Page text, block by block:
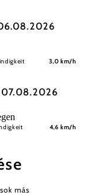
3,0 km/h
07.08.2026
4,6 km/h
más